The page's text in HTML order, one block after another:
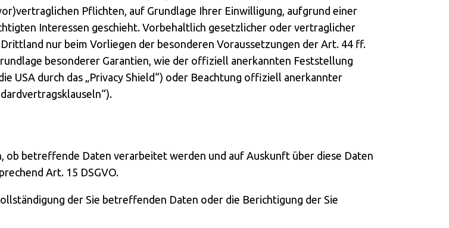
Pflichten, auf Grundlage Ihrer Einwilligung, aufgrund einer
Interessen geschieht. Vorbehaltlich gesetzlicher oder vertraglicher
nur beim Vorliegen der besonderen Voraussetzungen der Art. 44 ff.
besonderer Garantien, wie der offiziell anerkannten Feststellung
USA durch das „Privacy Shield“) oder Beachtung offiziell anerkannter
ob betreffende Daten verarbeitet werden und auf Auskunft über diese Daten
Art. 15 DSGVO.
der Sie betreffenden Daten oder die Berichtigung der Sie